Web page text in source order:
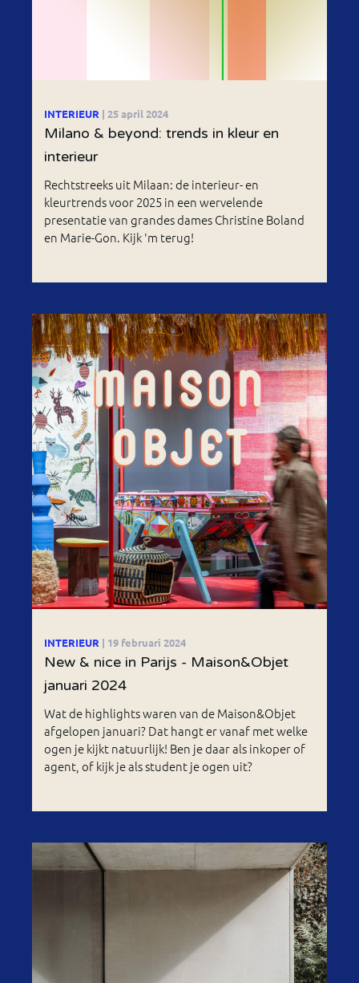
INTERIEUR | 25 april 2024
Milano & beyond: trends in kleur en
interieur
Rechtstreeks uit Milaan: de interieur- en
kleurtrends voor 2025 in een wervelende
presentatie van grandes dames Christine Boland
en Marie-Gon. Kijk 'm terug!
INTERIEUR | 19 februari 2024
New & nice in Parijs - Maison&Objet
januari 2024
Wat de highlights waren van de Maison&Objet
afgelopen januari? Dat hangt er vanaf met welke
ogen je kijkt natuurlijk! Ben je daar als inkoper of
agent, of kijk je als student je ogen uit?